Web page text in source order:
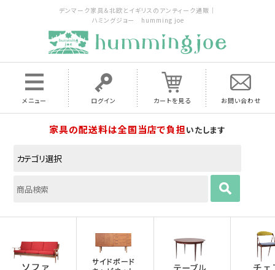
デンマーク家具＆北欧とイギリスのアンティーク通販｜
ハミングジョー humming joe
メニュー ログイン カートを見る お問い合わせ
家具の配送料は全国当店で負担いたします